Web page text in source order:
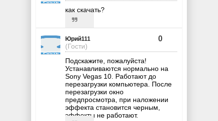
как скачать?
Юрий111
(Гости)
0
Подскажите, пожалуйста!
Устанавливаются нормально на
Sony Vegas 10. Работают до
перезагрузки компьютера. После
перезагрузки окно
предпросмотра, при наложении
эффекта становится черным,
эффекты не работают.